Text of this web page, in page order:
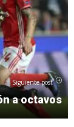
Siguiente post
a octavos